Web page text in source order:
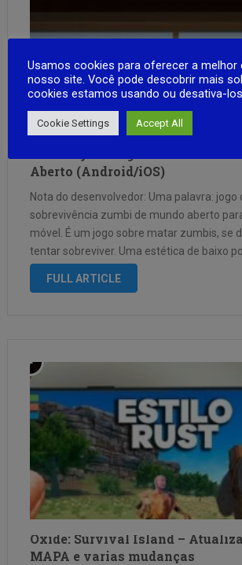
Aberto (Android/iOS)
Nota do desenvolvedor: Uma palavra: jogo
sobrevivência zumbi de mundo aberto
móvel. É um jogo sobre matar zumbis, se
tentar sobreviver. Uma estética de baixo
jogador suaves. Como é meu primeiro jogo
FULL ARTICLE
Oxide: Survival Island –
MAPA e varias mudanças
Usamos cookies para oferecer a melhor
nosso site. Você pode descobrir mais
cookies estamos usando ou desativa-los.
Cookie Settings Accept All